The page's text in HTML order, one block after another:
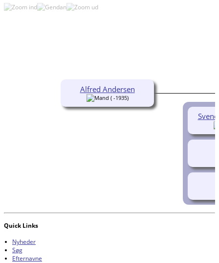
Alfred Andersen
( -1935)
Quick Links
Nyheder
Søg
Efternavne